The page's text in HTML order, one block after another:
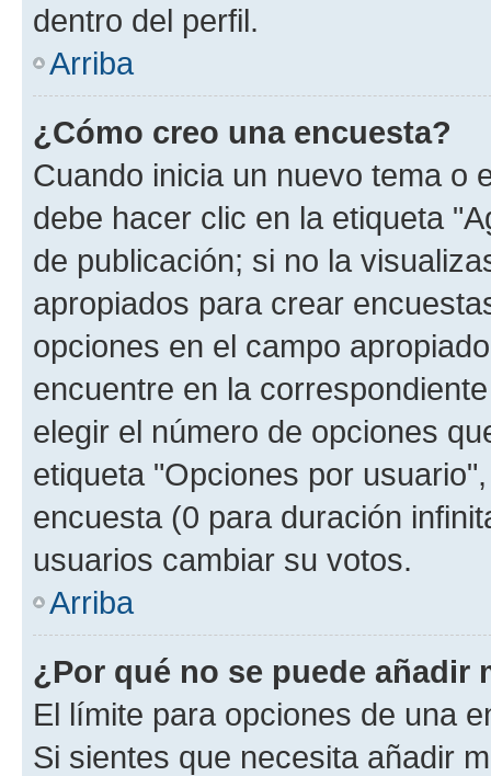
dentro del perfil.
Arriba
¿Cómo creo una encuesta?
Cuando inicia un nuevo tema o
debe hacer clic en la etiqueta
de publicación; si no la
apropiados para crear
opciones en el campo
encuentre en la
elegir el número de opciones
etiqueta "Opciones por
encuesta (0 para duración
usuarios cambiar su votos.
Arriba
¿Por qué no se puede añadir
El límite para opciones de una
Si sientes que necesita añadir